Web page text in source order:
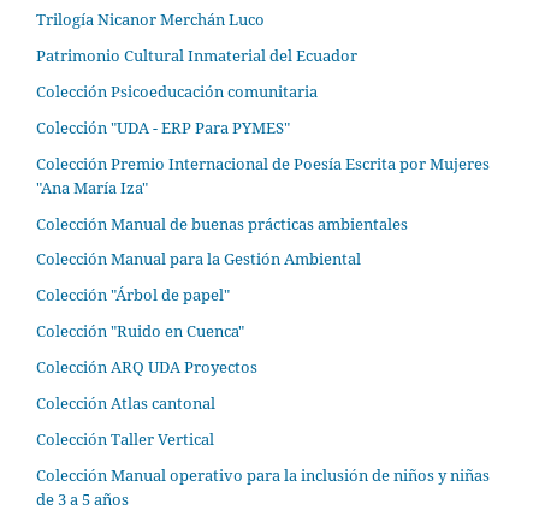
Trilogía Nicanor Merchán Luco
Patrimonio Cultural Inmaterial del Ecuador
Colección Psicoeducación comunitaria
Colección "UDA - ERP Para PYMES"
Colección Premio Internacional de Poesía Escrita por Mujeres
"Ana María Iza"
Colección Manual de buenas prácticas ambientales
Colección Manual para la Gestión Ambiental
Colección "Árbol de papel"
Colección "Ruido en Cuenca"
Colección ARQ UDA Proyectos
Colección Atlas cantonal
Colección Taller Vertical
Colección Manual operativo para la inclusión de niños y niñas
de 3 a 5 años